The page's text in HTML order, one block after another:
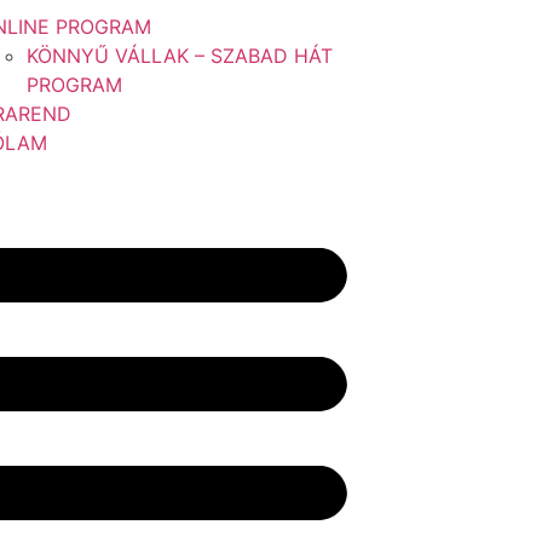
PROGRAM
KÖNNYŰ VÁLLAK – SZABAD HÁT
PROGRAM